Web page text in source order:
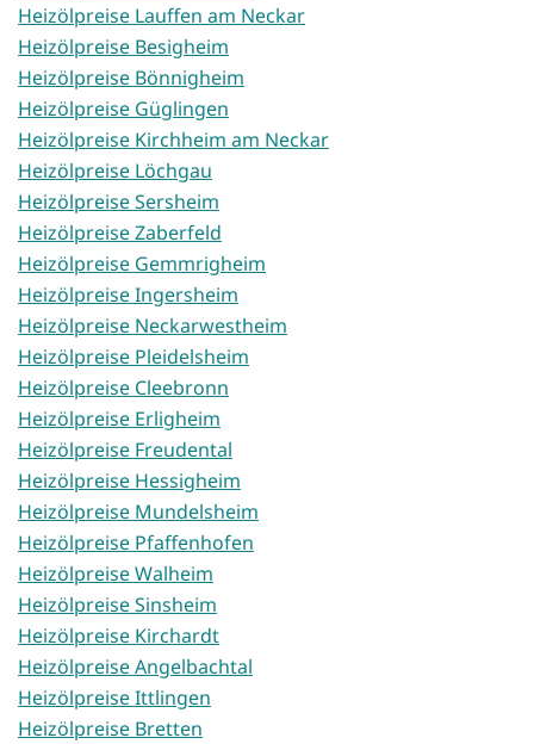
Heizölpreise Lauffen am Neckar
Heizölpreise Besigheim
Heizölpreise Bönnigheim
Heizölpreise Güglingen
Heizölpreise Kirchheim am Neckar
Heizölpreise Löchgau
Heizölpreise Sersheim
Heizölpreise Zaberfeld
Heizölpreise Gemmrigheim
Heizölpreise Ingersheim
Heizölpreise Neckarwestheim
Heizölpreise Pleidelsheim
Heizölpreise Cleebronn
Heizölpreise Erligheim
Heizölpreise Freudental
Heizölpreise Hessigheim
Heizölpreise Mundelsheim
Heizölpreise Pfaffenhofen
Heizölpreise Walheim
Heizölpreise Sinsheim
Heizölpreise Kirchardt
Heizölpreise Angelbachtal
Heizölpreise Ittlingen
Heizölpreise Bretten